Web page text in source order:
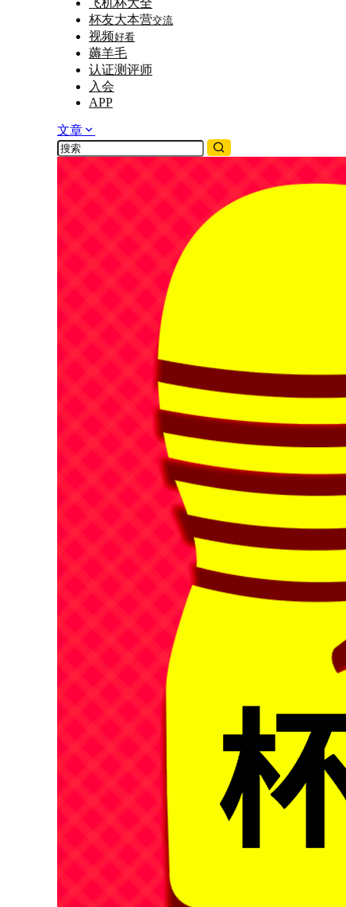
飞机杯大全
杯友大本营交流
视频好看
薅羊毛
认证测评师
入会
APP
文章